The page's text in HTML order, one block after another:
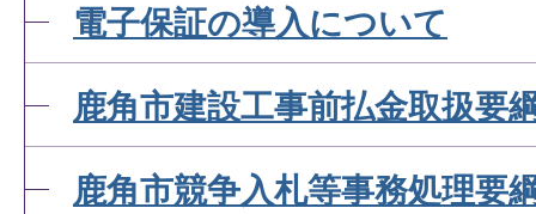
電子保証の導入について
鹿角市建設工事前払金取扱要
鹿角市競争入札等事務処理要